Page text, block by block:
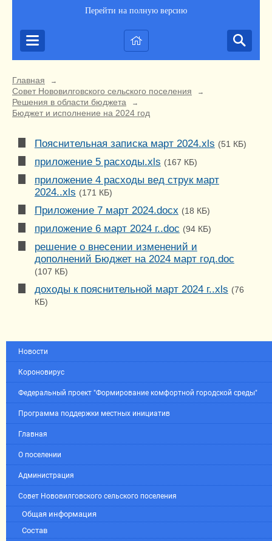
Перейти на полную версию
Главная →
Совет Нововилговского сельского поселения →
Решения в области бюджета →
Бюджет и исполнение на 2024 год
Пояснительная записка март 2024.xls (51 КБ)
приложение 5 расходы.xls (167 КБ)
приложение 4 расходы вед струк март
2024..xls (171 КБ)
Приложение 7 март 2024.docx (18 КБ)
приложение 6 март 2024 г..doc (94 КБ)
решение о внесении изменений и
дополнений Бюджет на 2024 март год.doc
(107 КБ)
доходы к пояснительной март 2024 г..xls (76
КБ)
Новости
Короновирус
Федеральный проект "Формирование комфортной городской среды"
Программа поддержки местных инициатив
Главная
О поселении
Администрация
Совет Нововилговского сельского поселения
Общая информация
Состав